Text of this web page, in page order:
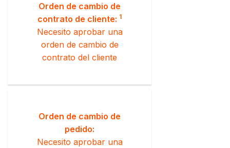
Orden de cambio de
contrato de cliente: 1
Necesito aprobar una
orden de cambio de
contrato del cliente
Orden de cambio de
pedido:
Necesito aprobar una